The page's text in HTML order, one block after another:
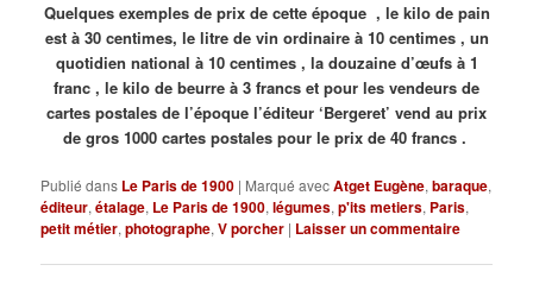
Quelques exemples de prix de cette époque , le kilo de pain
est à 30 centimes, le litre de vin ordinaire à 10 centimes , un
quotidien national à 10 centimes , la douzaine d’œufs à 1
franc , le kilo de beurre à 3 francs et pour les vendeurs de
cartes postales de l’époque l’éditeur ‘Bergeret’ vend au prix
de gros 1000 cartes postales pour le prix de 40 francs .
Publié dans Le Paris de 1900 | Marqué avecAtget Eugène,baraque,
éditeur,étalage, Le Paris de 1900,légumes,p'its metiers, Paris,
petit métier,photographe,V porcher | Laisser un commentaire